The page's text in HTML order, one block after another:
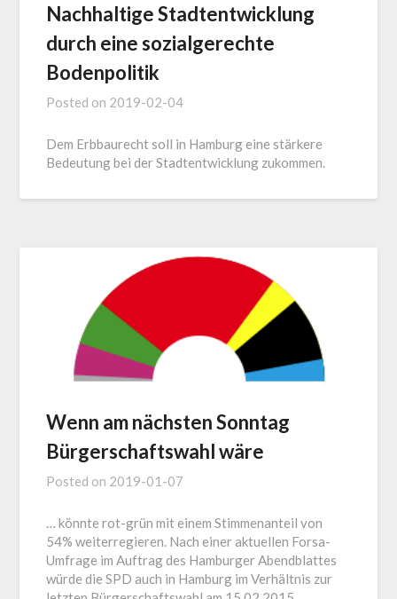
Nachhaltige Stadtentwicklung
durch eine sozialgerechte
Bodenpolitik
Posted on 2019-02-04
Dem Erbbaurecht soll in Hamburg eine stärkere
Bedeutung bei der Stadtentwicklung zukommen.
Wenn am nächsten Sonntag
Bürgerschaftswahl wäre
Posted on 2019-01-07
… könnte rot-grün mit einem Stimmenanteil von
54% weiterregieren. Nach einer aktuellen Forsa-
Umfrage im Auftrag des Hamburger Abendblattes
würde die SPD auch in Hamburg im Verhältnis zur